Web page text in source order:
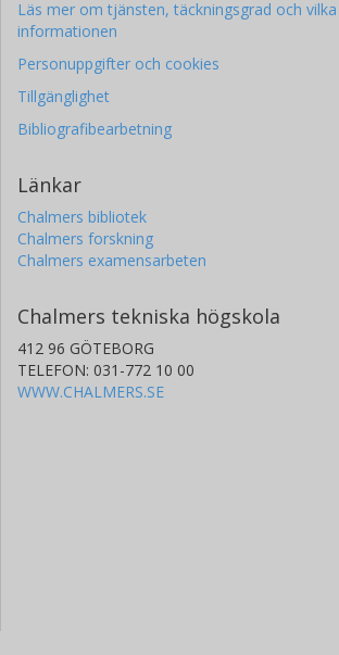
Läs mer om tjänsten, täckningsgrad och
informationen
Personuppgifter och cookies
Tillgänglighet
Bibliografibearbetning
Länkar
Chalmers bibliotek
Chalmers forskning
Chalmers examensarbeten
Chalmers tekniska högskola
412 96 GÖTEBORG
TELEFON: 031-772 10 00
WWW.CHALMERS.SE